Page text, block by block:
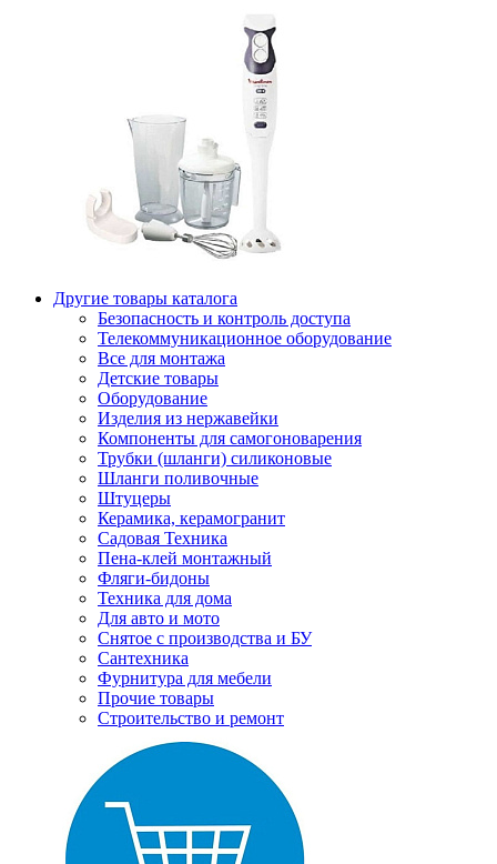
Другие товары каталога
Безопасность и контроль доступа
Телекоммуникационное оборудование
Все для монтажа
Детские товары
Оборудование
Изделия из нержавейки
Компоненты для самогоноварения
Трубки (шланги) силиконовые
Шланги поливочные
Штуцеры
Керамика, керамогранит
Садовая Техника
Пена-клей монтажный
Фляги-бидоны
Техника для дома
Для авто и мото
Снятое с производства и БУ
Сантехника
Фурнитура для мебели
Прочие товары
Строительство и ремонт